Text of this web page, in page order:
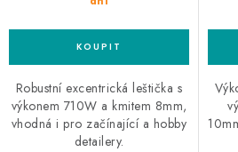
Robustní excentrická leštička s
výkonem 710W a kmitem 8mm,
vhodná i pro začínající a hobby
detailery.